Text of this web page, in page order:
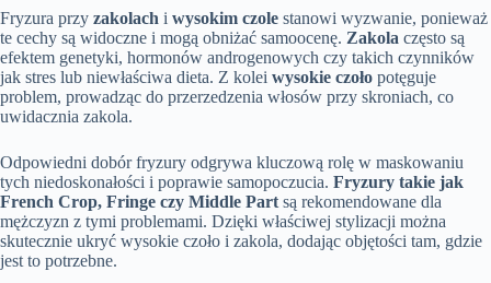
Fryzura przy zakolach i wysokim czole stanowi wyzwanie, ponieważ
te cechy są widoczne i mogą obniżać samoocenę. Zakola często są
efektem genetyki, hormonów androgenowych czy takich czynników
jak stres lub niewłaściwa dieta. Z kolei wysokie czoło potęguje
problem, prowadząc do przerzedzenia włosów przy skroniach, co
uwidacznia zakola.
Odpowiedni dobór fryzury odgrywa kluczową rolę w maskowaniu
tych niedoskonałości i poprawie samopoczucia. Fryzury takie jak
French Crop, Fringe czy Middle Part są rekomendowane dla
mężczyzn z tymi problemami. Dzięki właściwej stylizacji można
skutecznie ukryć wysokie czoło i zakola, dodając objętości tam, gdzie
jest to potrzebne.